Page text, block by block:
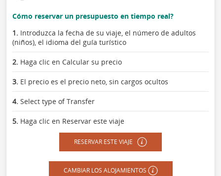
Cómo reservar un presupuesto en tiempo real?
1. Introduzca la fecha de su viaje, el número de adultos
(niños), el idioma del guía turístico
2. Haga clic en Calcular su precio
3. El precio es el precio neto, sin cargos ocultos
4. Select type of Transfer
5. Haga clic en Reservar este viaje
RESERVAR ESTE VIAJE
CAMBIAR LOS ALOJAMIENTOS